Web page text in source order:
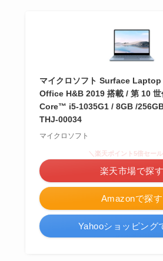
マイクロソフト Surface Laptop
Office H&B 2019 搭載 / 第 10
Core™ i5-1035G1 / 8GB /
THJ-00034
マイクロソフト
Amazonで探す
＼楽天ポイント5倍セー
楽天市場で探す
Yahooショッピング